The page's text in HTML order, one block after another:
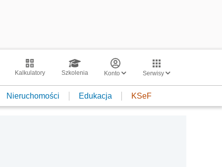
Kalkulatory Szkolenia Konto Serwisy
Nieruchomości Edukacja KSeF